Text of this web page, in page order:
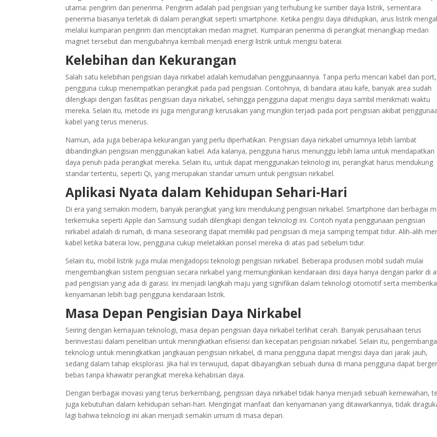
utama: pengirim dan penerima. Pengirim adalah pad pengisian yang terhubung ke sumber daya listrik, sementara
penerima biasanya terletak di dalam perangkat seperti smartphone. Ketika pengisi daya dihidupkan, arus listrik
melalui kumparan pengirim dan menciptakan medan magnet. Kumparan penerima di perangkat menangkap medan
magnet tersebut dan mengubahnya kembali menjadi energi listrik untuk mengisi baterai.
Kelebihan dan Kekurangan
Salah satu kelebihan pengisian daya nirkabel adalah kemudahan penggunaannya. Tanpa perlu mencari kabel dan port,
pengguna cukup menempatkan perangkat pada pad pengisian. Contohnya, di bandara atau kafe, banyak area sudah
dilengkapi dengan fasilitas pengisian daya nirkabel, sehingga pengguna dapat mengisi daya sambil menikmati waktu
mereka. Selain itu, metode ini juga mengurangi kerusakan yang mungkin terjadi pada port pengisian akibat
kabel yang terus menerus.
Namun, ada juga beberapa kekurangan yang perlu diperhatikan. Pengisian daya nirkabel umumnya lebih lambat
dibandingkan pengisian menggunakan kabel. Ada kalanya, pengguna harus menunggu lebih lama untuk mendapatkan
daya penuh pada perangkat mereka. Selain itu, untuk dapat menggunakan teknologi ini, perangkat harus mendukung
standar tertentu, seperti Qi, yang merupakan standar umum untuk pengisian nirkabel.
Aplikasi Nyata dalam Kehidupan Sehari-Hari
Di era yang semakin modern, banyak perangkat yang kini mendukung pengisian nirkabel. Smartphone dari berbagai
terkemuka seperti Apple dan Samsung sudah dilengkapi dengan teknologi ini. Contoh nyata penggunaan pengisian
nirkabel adalah di rumah, di mana seseorang dapat memiliki pad pengisian di meja samping tempat tidur. Alih-alih
kabel ketika baterai low, pengguna cukup meletakkan ponsel mereka di atas pad sebelum tidur.
Selain itu, mobil listrik juga mulai mengadopsi teknologi pengisian nirkabel. Beberapa produsen mobil sudah mulai
mengembangkan sistem pengisian secara nirkabel yang memungkinkan kendaraan diisi daya hanya dengan parkir di
pad pengisian yang ada di garasi. Ini menjadi langkah maju yang signifikan dalam teknologi otomotif serta
kenyamanan lebih bagi pengguna kendaraan listrik.
Masa Depan Pengisian Daya Nirkabel
Seiring dengan kemajuan teknologi, masa depan pengisian daya nirkabel terlihat cerah. Banyak perusahaan terus
berinvestasi dalam penelitian untuk meningkatkan efisiensi dan kecepatan pengisian nirkabel. Selain itu,
teknologi untuk meningkatkan jangkauan pengisian nirkabel, di mana pengguna dapat mengisi daya dari jarak jauh,
sedang dalam tahap eksplorasi. Jika hal ini terwujud, dapat dibayangkan sebuah dunia di mana pengguna dapat
bebas tanpa khawatir perangkat mereka kehabisan daya.
Dengan berbagai inovasi yang terus berkembang, pengisian daya nirkabel tidak hanya menjadi sebuah kemewahan,
juga kebutuhan dalam kehidupan sehari-hari. Mengingat manfaat dan kenyamanan yang ditawarkannya, tidak
lagi bahwa teknologi ini akan menjadi semakin umum di masa depan.